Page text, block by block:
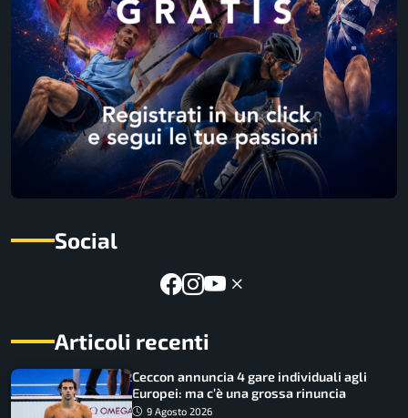
Social
Articoli recenti
Ceccon annuncia 4 gare individuali agli
Europei: ma c’è una grossa rinuncia
9 Agosto 2026